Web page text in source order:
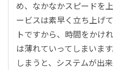
め、なかなかスピードを
ービスは素早く立ち上げ
トですから、時間をかけ
は薄れていってしまいま
しまうと、システムが出